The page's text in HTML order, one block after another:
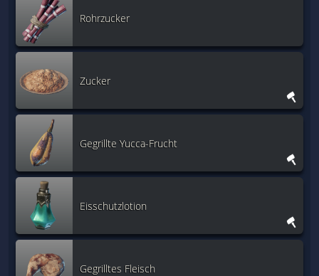
Rohrzucker
Zucker
Gegrillte Yucca-Frucht
Eisschutzlotion
Gegrilltes Fleisch